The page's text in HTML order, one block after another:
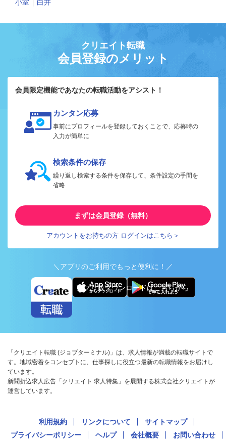
小室 白井
クリエイト転職
会員登録のメリット
会員限定機能であなたの転職活動をアシスト！
カンタン応募
事前にプロフィールを登録しておくことで、応募時の
入力が簡単に
検索条件の保存
繰り返し検索する条件を保存して、条件設定の手間を
省略
まずは会員登録（無料）
アカウントをお持ちの方 ログインはこちら＞
＼アプリのご利用でもっと便利に！／
アプリ版ダウンロードはこちらから
「クリエイト転職 (ジョブターミナル)」は、求人情報が満載の転職サイトで
す。地域密着をコンセプトに、仕事探しに役立つ最新の転職情報をお届けし
ています。
新聞折込求人広告「クリエイト 求人特集」を展開する株式会社クリエイトが
運営しています。
利用規約 リンクについて
サイトマップ
プライバシーポリシー
ヘルプ 会社概要 お問い合わせ